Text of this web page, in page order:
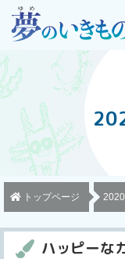
トップページ
ハッピーな